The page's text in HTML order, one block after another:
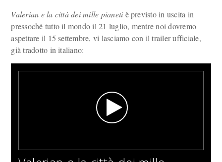
Valerian e la città dei mille pianetiè previsto in uscita in
pressoché tutto il mondo il 21 luglio, mentre noi dovremo
aspettare il 15 settembre, vi lasciamo con il trailer ufficiale,
già tradotto in italiano: